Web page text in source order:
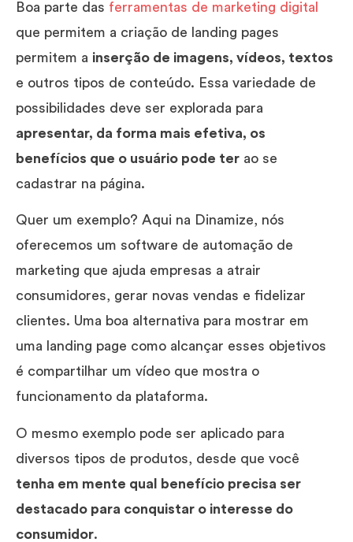
Boa parte das ferramentas de marketing digital
que permitem a criação de landing pages
permitem a inserção de imagens, vídeos, textos
e outros tipos de conteúdo. Essa variedade de
possibilidades deve ser explorada para
apresentar, da forma mais efetiva, os
benefícios que o usuário pode ter ao se
cadastrar na página.
Quer um exemplo? Aqui na Dinamize, nós
oferecemos um software de automação de
marketing que ajuda empresas a atrair
consumidores, gerar novas vendas e fidelizar
clientes. Uma boa alternativa para mostrar em
uma landing page como alcançar esses objetivos
é compartilhar um vídeo que mostra o
funcionamento da plataforma.
O mesmo exemplo pode ser aplicado para
diversos tipos de produtos, desde que você
tenha em mente qual benefício precisa ser
destacado para conquistar o interesse do
consumidor.